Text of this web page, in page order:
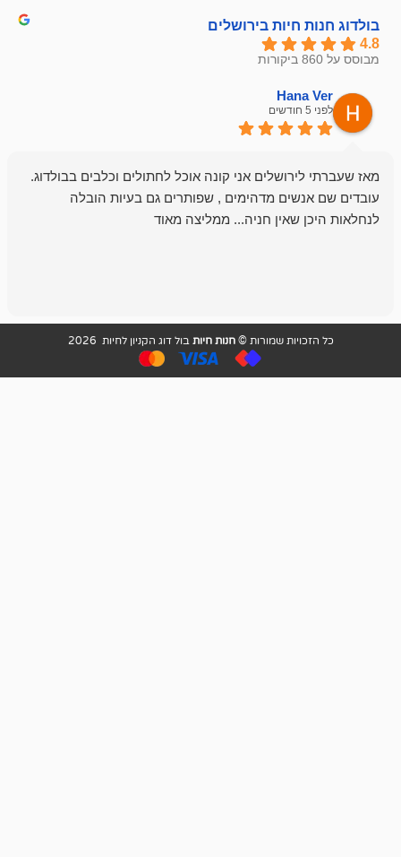
בירושלים
אני קונה אוכל לחתולים וכלבים בבולדוג.
מדהימים , שפותרים גם בעיות הובלה
שאין חניה... ממליצה מאוד
החנות שלי
וכשנכנסתי
חנות חיותבול דוג הקניון לחיות 2026